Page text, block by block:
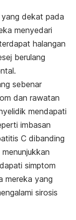
yang dekat pada
menyedari
halangan
berulang
sebenar
dan rawatan
mendapati
imbasan
C dibanding
simptom
mereka yang
sirosis